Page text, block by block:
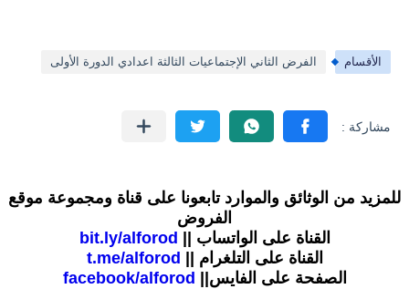
الأقسام الفرض الثاني الإجتماعيات الثالثة اعدادي الدورة الأولى
للمزيد من الوثائق والموارد تابعونا على قناة ومجموعة موقع
الفروض
القناة على الواتساب ||
bit.ly/alforod
القناة على التلغرام ||
t.me/alforod
الصفحة على الفايس||
facebook/alforod